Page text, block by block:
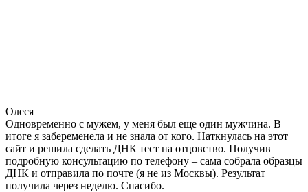
Олеся
Одновременно с мужем, у меня был еще один мужчина. В
итоге я забеременела и не знала от кого. Наткнулась на этот
сайт и решила сделать ДНК тест на отцовство. Получив
подробную консультацию по телефону – сама собрала образцы
ДНК и отправила по почте (я не из Москвы). Результат
получила через неделю. Спасибо.